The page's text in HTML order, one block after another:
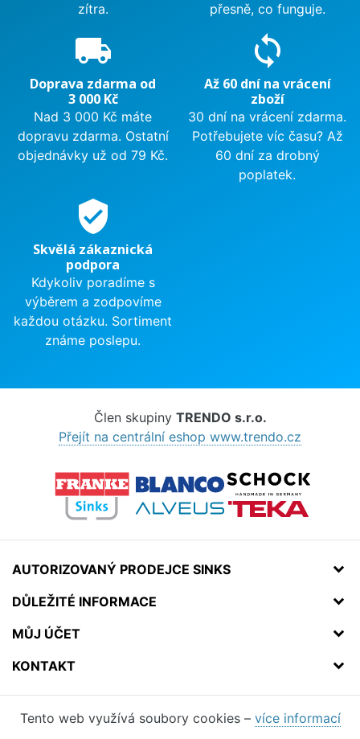
zítra.
přesně, co funguje.
local_shipping
Doprava zdarma od
3 000 Kč
Nad 3 000 Kč máte
dopravu zdarma. Ostatní
objednávky už od 79 Kč.
sync
Až 60 dní na vrácení
zboží
30 dní na vrácení zdarma.
Potřebujete víc času? Až
60 dní za drobný
poplatek.
verified_user
Skvělá zákaznická
podpora
Kdykoliv poradíme s
výběrem a zodpovíme
každou otázku. Sortiment
známe poslepu.
Člen skupiny TRENDO s.r.o.
Přejít na centrální eshop www.trendo.cz
AUTORIZOVANÝ PRODEJCE SINKS
DŮLEŽITÉ INFORMACE
MŮJ ÚČET
KONTAKT
Tento web využívá soubory cookies – více informací